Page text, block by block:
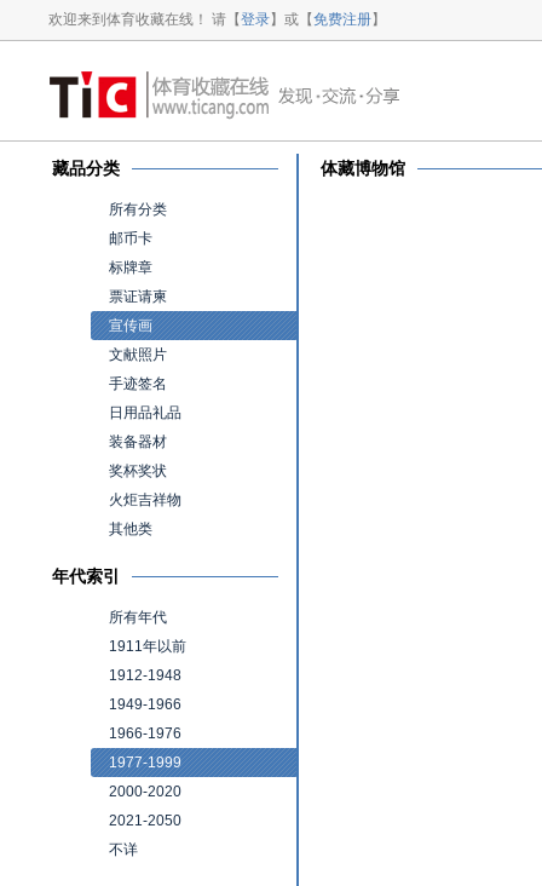
欢迎来到体育收藏在线！ 请【登录】或【免费注册】
藏品分类
所有分类
邮币卡
标牌章
票证请柬
宣传画
文献照片
手迹签名
日用品礼品
装备器材
奖杯奖状
火炬吉祥物
其他类
年代索引
所有年代
1911年以前
1912-1948
1949-1966
1966-1976
1977-1999
2000-2020
2021-2050
不详
体藏博物馆